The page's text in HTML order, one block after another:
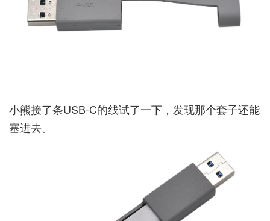
小熊接了条USB-C的线试了一下，发现那个套子还能
塞进去。